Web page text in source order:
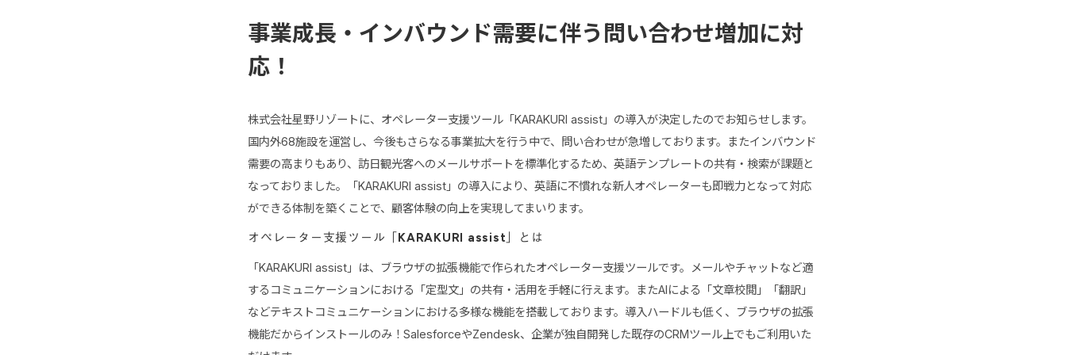
事業成長・インバウンド需要に伴う問い合わせ増加に対
応！
株式会社星野リゾートに、オペレーター支援ツール「KARAKURI assist」の導入が決定したのでお知らせします。
国内外68施設を運営し、今後もさらなる事業拡大を行う中で、問い合わせが急増しております。またインバウンド
需要の高まりもあり、訪日観光客へのメールサポートを標準化するため、英語テンプレートの共有・検索が課題と
なっておりました。「KARAKURI assist」の導入により、英語に不慣れな新人オペレーターも即戦力となって対応
ができる体制を築くことで、顧客体験の向上を実現してまいります。
オペレーター支援ツール「KARAKURI assist」とは
「KARAKURI assist」は、ブラウザの拡張機能で作られたオペレーター支援ツールです。メールやチャットなど適
するコミュニケーションにおける「定型文」の共有・活用を手軽に行えます。またAIによる「文章校閲」「翻訳」
などテキストコミュニケーションにおける多様な機能を搭載しております。導入ハードルも低く、ブラウザの拡張
機能だからインストールのみ！SalesforceやZendesk、企業が独自開発した既存のCRMツール上でもご利用いた